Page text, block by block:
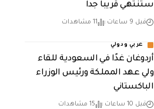
ستنتهي قريباً جداً
قبل 9 ساعات 11 مشاهدات
عربي ودولي
أردوغان غدًا في السعودية للقاء
ولي عهد المملكة ورئيس الوزراء
الباكستاني
قبل 10 ساعات 15 مشاهدات